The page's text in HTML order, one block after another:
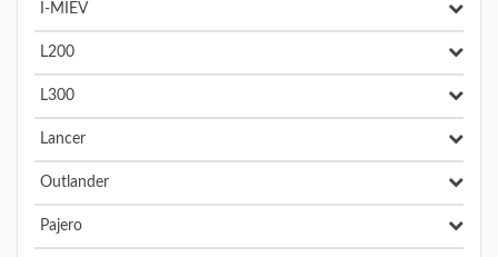
I-MIEV
L200
L300
Lancer
Outlander
Pajero